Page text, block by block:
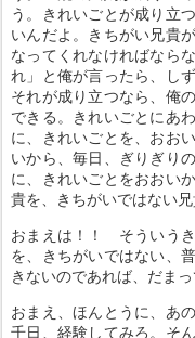
う。きれいごとが成り立
いんだよ。きちがい兄貴
なってくれなければなら
れ」と俺が言ったら、し
それが成り立つなら、俺
できる。きれいごとにあ
に、きれいごとを、おお
いから、毎日、ぎりぎり
に、きれいごとをおおい
貴を、きちがいではない
おまえは！！ そういう
を、きちがいではない、
きないのであれば、だまっ
おまえ、ほんとうに、あ
千日、経験してみろ。そ